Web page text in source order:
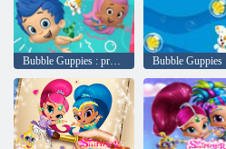
Bubble Guppies : prêt à résoudre le problème